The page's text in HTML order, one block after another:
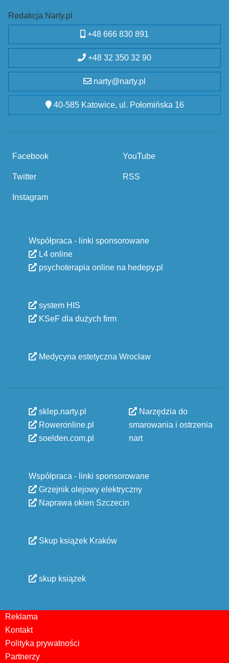
Redakcja Narty.pl
+48 666 830 891
+48 32 350 32 90
narty@narty.pl
40-585 Katowice, ul. Połomińska 16
Facebook
Twitter
Instagram
YouTube
RSS
Współpraca - linki sponsorowane
L4 online
psychoterapia online na hedepy.pl
system HIS
KSeF dla dużych firm
Medycyna estetyczna Wrocław
sklep.narty.pl
Roweronline.pl
soelden.com.pl
Narzędzia do
smarowania i ostrzenia
nart
Współpraca - linki sponsorowane
Grzejnik olejowy elektryczny
Naprawa okien Szczecin
Skup książek Kraków
skup książek
Reklama
Kontakt
Polityka prywatności
Partnerzy